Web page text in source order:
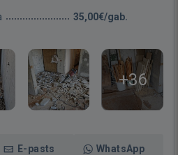
35,00€/gab.
+36
E-pasts WhatsApp